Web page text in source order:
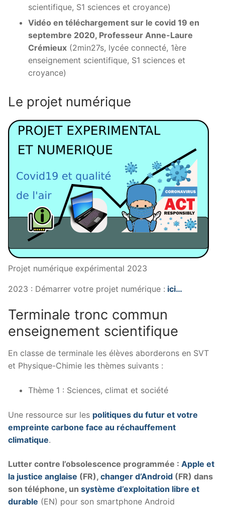
scientifique, S1 sciences et croyance)
Vidéo en téléchargement sur le covid 19 en
septembre 2020, Professeur Anne-Laure
Crémieux (2min27s, lycée connecté, 1ère
enseignement scientifique, S1 sciences et
croyance)
Le projet numérique
Projet numérique expérimental 2023
2023 : Démarrer votre projet numérique : ici…
Terminale tronc commun
enseignement scientifique
En classe de terminale les élèves aborderons en SVT
et Physique-Chimie les thèmes suivants :
Thème 1 : Sciences, climat et société
Une ressource sur les politiques du futur et votre
empreinte carbone face au réchauffement
climatique.
Lutter contre l’obsolescence programmée : Apple et
la justice anglaise (FR), changer d’Android (FR) dans
son téléphone, un système d’exploitation libre et
durable (EN) pour son smartphone Android